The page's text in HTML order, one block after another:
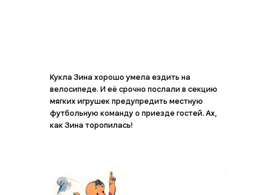
Кукла Зина хорошо умела ездить на
велосипеде. И её срочно послали в секцию
мягких игрушек предупредить местную
футбольную команду о приезде гостей. Ах,
как Зина торопилась!